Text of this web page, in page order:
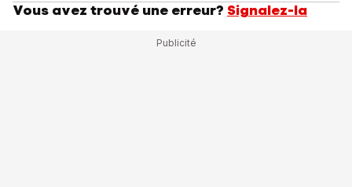
Vous avez trouvé une erreur? Signalez-la